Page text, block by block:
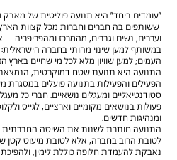
"עומדים ביחד" היא תנועה פוליטית של מאבק
ששותפים בה חברים וחברות מכל קצוות הארץ
וערבים, נשים וגברים, מהמרכז ומהפריפריה
במשותף למען שינוי מהותי בחברה
העמים; למען שוויון מלא לכל מי שחיים בארץ
התנועה היא תנועת שטח דמוקרטית,
הפעילים והפעילות בתנועה פועלים במסגרת
סטודנטיאליים ומעגלים נושאיים. חברי כל
פעולות בנושאים מקומיים וארציים, לגייס
ומנהיגות חדשים.
התנועה חותרת לשנות את השיטה החברתית
לטובת הרוב בחברה, אלא לטובת מיעוט קטן
נאבקת להעמדת חלופה כוללת לימין, ולהפיכת